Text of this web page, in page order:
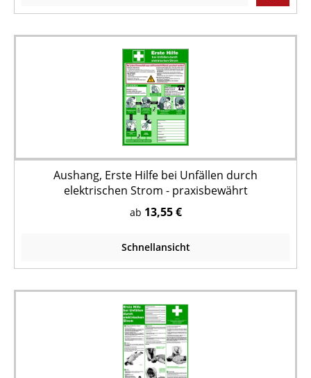
Aushang, Erste Hilfe bei Unfällen durch
elektrischen Strom - praxisbewährt
ab 13,55 €
Schnellansicht